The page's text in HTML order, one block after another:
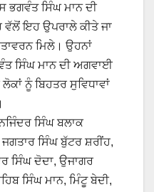
ਭਗਵੰਤ ਸਿੰਘ ਮਾਨ ਦੀ
ਵੱਲੋਂ ਇਹ ਉਪਰਾਲੇ ਕੀਤੇ ਜਾ
ਮਿਲੇ। ਉਹਨਾਂ
ਸਿੰਘ ਮਾਨ ਦੀ ਅਗਵਾਈ
ਨੂੰ ਬਿਹਤਰ ਸੁਵਿਧਾਵਾਂ
ਸਿੰਘ ਬਲਾਕ
ਸਿੰਘ ਬੁੱਟਰ ਸ਼ਰੀਂਹ,
ਸਿੰਘ ਦੋਦਾ, ਉਜਾਗਰ
ਸਿੰਘ ਮਾਨ, ਮਿੰਟੂ ਬੇਦੀ,